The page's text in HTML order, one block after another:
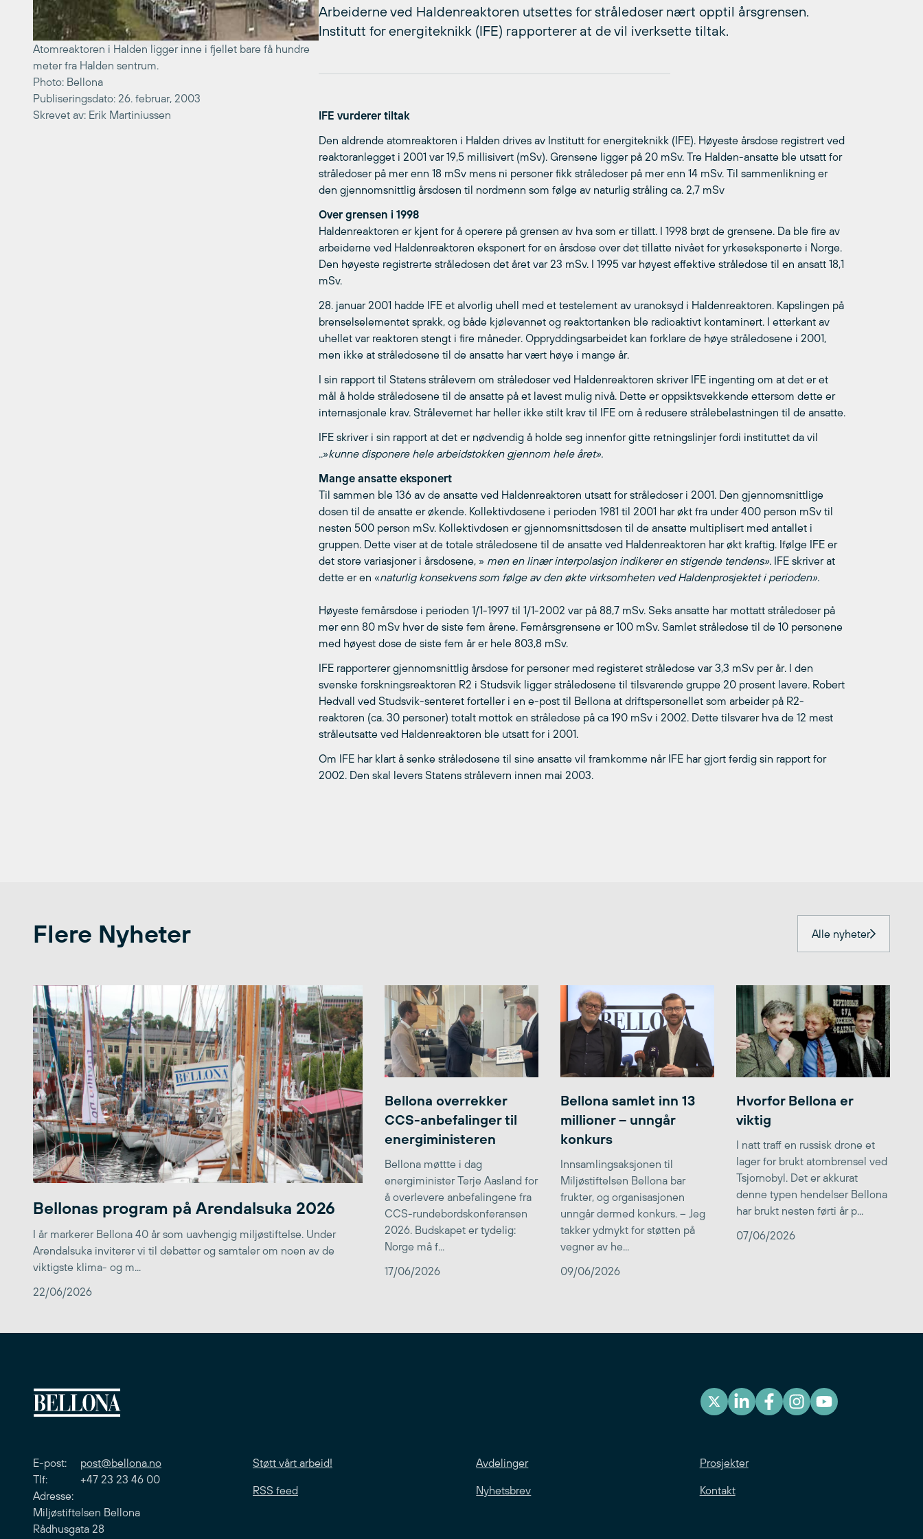
Atomreaktoren i Halden ligger inne i fjellet bare få hundre
meter fra Halden sentrum.
Photo: Bellona
Publiseringsdato: 26. februar, 2003
Skrevet av: Erik Martiniussen
Arbeiderne ved Haldenreaktoren utsettes for stråledoser nært opptil årsgrensen.
Institutt for energiteknikk (IFE) rapporterer at de vil iverksette tiltak.
IFE vurderer tiltak
Den aldrende atomreaktoren i Halden drives av Institutt for energiteknikk (IFE). Høyeste årsdose registrert ved
reaktoranlegget i 2001 var 19,5 millisivert (mSv). Grensene ligger på 20 mSv. Tre Halden-ansatte ble utsatt for
stråledoser på mer enn 18 mSv mens ni personer fikk stråledoser på mer enn 14 mSv. Til sammenlikning er
den gjennomsnittlig årsdosen til nordmenn som følge av naturlig stråling ca. 2,7 mSv
Over grensen i 1998
Haldenreaktoren er kjent for å operere på grensen av hva som er tillatt. I 1998 brøt de grensene. Da ble fire av
arbeiderne ved Haldenreaktoren eksponert for en årsdose over det tillatte nivået for yrkeseksponerte i Norge.
Den høyeste registrerte stråledosen det året var 23 mSv. I 1995 var høyest effektive stråledose til en ansatt 18,1
mSv.
28. januar 2001 hadde IFE et alvorlig uhell med et testelement av uranoksyd i Haldenreaktoren. Kapslingen på
brenselselementet sprakk, og både kjølevannet og reaktortanken ble radioaktivt kontaminert. I etterkant av
uhellet var reaktoren stengt i fire måneder. Oppryddingsarbeidet kan forklare de høye stråledosene i 2001,
men ikke at stråledosene til de ansatte har vært høye i mange år.
I sin rapport til Statens strålevern om stråledoser ved Haldenreaktoren skriver IFE ingenting om at det er et
mål å holde stråledosene til de ansatte på et lavest mulig nivå. Dette er oppsiktsvekkende ettersom dette er
internasjonale krav. Strålevernet har heller ikke stilt krav til IFE om å redusere strålebelastningen til de ansatte.
IFE skriver i sin rapport at det er nødvendig å holde seg innenfor gitte retningslinjer fordi instituttet da vil
..»kunne disponere hele arbeidstokken gjennom hele året».
Mange ansatte eksponert
Til sammen ble 136 av de ansatte ved Haldenreaktoren utsatt for stråledoser i 2001. Den gjennomsnittlige
dosen til de ansatte er økende. Kollektivdosene i perioden 1981 til 2001 har økt fra under 400 person mSv til
nesten 500 person mSv. Kollektivdosen er gjennomsnittsdosen til de ansatte multiplisert med antallet i
gruppen. Dette viser at de totale stråledosene til de ansatte ved Haldenreaktoren har økt kraftig. Ifølge IFE er
det store variasjoner i årsdosene, » men en linær interpolasjon indikerer en stigende tendens». IFE skriver at
dette er en «naturlig konsekvens som følge av den økte virksomheten ved Haldenprosjektet i perioden».
Høyeste femårsdose i perioden 1/1-1997 til 1/1-2002 var på 88,7 mSv. Seks ansatte har mottatt stråledoser på
mer enn 80 mSv hver de siste fem årene. Femårsgrensene er 100 mSv. Samlet stråledose til de 10 personene
med høyest dose de siste fem år er hele 803,8 mSv.
IFE rapporterer gjennomsnittlig årsdose for personer med registeret stråledose var 3,3 mSv per år. I den
svenske forskningsreaktoren R2 i Studsvik ligger stråledosene til tilsvarende gruppe 20 prosent lavere. Robert
Hedvall ved Studsvik-senteret forteller i en e-post til Bellona at driftspersonellet som arbeider på R2-
reaktoren (ca. 30 personer) totalt mottok en stråledose på ca 190 mSv i 2002. Dette tilsvarer hva de 12 mest
stråleutsatte ved Haldenreaktoren ble utsatt for i 2001.
Om IFE har klart å senke stråledosene til sine ansatte vil framkomme når IFE har gjort ferdig sin rapport for
2002. Den skal levers Statens strålevern innen mai 2003.
Flere Nyheter Alle nyheter
Bellonas program på Arendalsuka 2026
I år markerer Bellona 40 år som uavhengig miljøstiftelse. Under
Arendalsuka inviterer vi til debatter og samtaler om noen av de
viktigste klima- og m...
22/06/2026
Bellona overrekker
CCS-anbefalinger til
energiministeren
Bellona møttte i dag
energiminister Terje Aasland for
å overlevere anbefalingene fra
CCS-rundebordskonferansen
2026. Budskapet er tydelig:
Norge må f...
17/06/2026
Bellona samlet inn 13
millioner – unngår
konkurs
Innsamlingsaksjonen til
Miljøstiftelsen Bellona bar
frukter, og organisasjonen
unngår dermed konkurs. – Jeg
takker ydmykt for støtten på
vegner av he...
09/06/2026
Hvorfor Bellona er
viktig
I natt traff en russisk drone et
lager for brukt atombrensel ved
Tsjornobyl. Det er akkurat
denne typen hendelser Bellona
har brukt nesten førti år p...
07/06/2026
E-post: post@bellona.no
Tlf: +47 23 23 46 00
Adresse:
Miljøstiftelsen Bellona
Rådhusgata 28
Støtt vårt arbeid! Avdelinger Prosjekter
RSS feed Nyhetsbrev Kontakt